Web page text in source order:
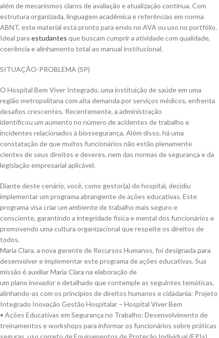
além de mecanismos claros de avaliação e atualização contínua. Com
estrutura organizada, linguagem acadêmica e referências em norma
ABNT, este material está pronto para envio no AVA ou uso no portfólio.
Ideal para estudantes que buscam cumprir a atividade com qualidade,
coerência e alinhamento total ao manual institucional.
SITUAÇÃO-PROBLEMA (SP)
O Hospital Bem Viver Integrado, uma instituição de saúde em uma
região metropolitana com alta demanda por serviços médicos, enfrenta
desafios crescentes. Recentemente, a administração
identificou um aumento no número de acidentes de trabalho e
incidentes relacionados à biossegurança. Além disso, há uma
constatação de que muitos funcionários não estão plenamente
cientes de seus direitos e deveres, nem das normas de segurança e da
legislação empresarial aplicável.
Diante deste cenário, você, como gestor(a) do hospital, decidiu
implementar um programa abrangente de ações educativas. Este
programa visa criar um ambiente de trabalho mais seguro e
consciente, garantindo a integridade física e mental dos funcionários e
promovendo uma cultura organizacional que respeite os direitos de
todos.
Maria Clara, a nova gerente de Recursos Humanos, foi designada para
desenvolver e implementar este programa de ações educativas. Sua
missão é auxiliar Maria Clara na elaboração de
um plano inovador e detalhado que contemple as seguintes temáticas,
alinhando-as com os princípios de direitos humanos e cidadania: Projeto
Integrado Inovação Gestão Hospitalar – Hospital Viver Bem
• Ações Educativas em Segurança no Trabalho: Desenvolvimento de
treinamentos e workshops para informar os funcionários sobre práticas